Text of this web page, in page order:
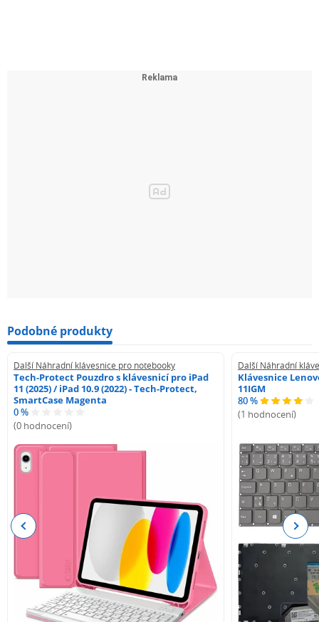
Podobné produkty
Další Náhradní klávesnice pro notebooky
Tech-Protect Pouzdro s klávesnicí pro iPad
11 (2025) / iPad 10.9 (2022) - Tech-Protect,
SmartCase Magenta
0 %
(0 hodnocení)
Další Náhradní
Klávesnice
11IGM
80 %
(1 hodnocení)
Previous Next